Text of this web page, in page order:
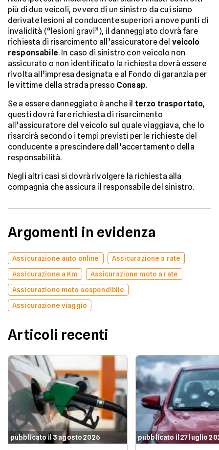
più di due veicoli, ovvero di un sinistro da cui siano
derivate lesioni al conducente superiori a nove punti di
invalidità (“lesioni gravi”), il danneggiato dovrà fare
richiesta di risarcimento all’assicuratore del veicolo
responsabile. In caso di sinistro con veicolo non
assicurato o non identificato la richiesta dovrà essere
rivolta all’impresa designata e al Fondo di garanzia per
le vittime della strada presso Consap.
Se a essere danneggiato è anche il terzo trasportato,
questi dovrà fare richiesta di risarcimento
all’assicuratore del veicolo sul quale viaggiava, che lo
risarcirà secondo i tempi previsti per le richieste del
conducente a prescindere dall’accertamento della
responsabilità.
Negli altri casi si dovrà rivolgere la richiesta alla
compagnia che assicura il responsabile del sinistro.
Argomenti in evidenza
Assicurazione auto online
Assicurazione a rate
Assicurazione a Km
Assicurazione moto a rate
Assicurazione moto sospendibile
Assicurazione viaggio
Articoli recenti
pubblicato il 3 agosto 2026 pubblicato il 27 luglio